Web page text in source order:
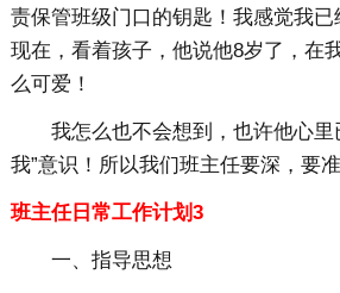
责保管班级门口的钥匙！我感觉我已
现在，看着孩子，他说他8岁了，在
么可爱！
我怎么也不会想到，也许他心里
我”意识！所以我们班主任要深，要准
班主任日常工作计划3
一、指导思想